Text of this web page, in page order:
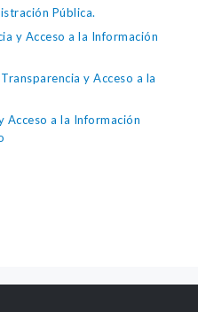
Pública.
y Acceso a la Información
y Acceso a la
Acceso a la Información